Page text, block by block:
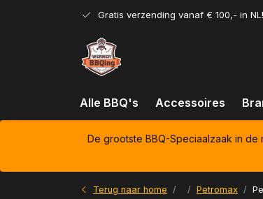
Gratis verzending vanaf € 100,- in NL!
Alle BBQ's Accessoires
De grootste BBQ-Speciaalzaak in
Terug naar home Petromax